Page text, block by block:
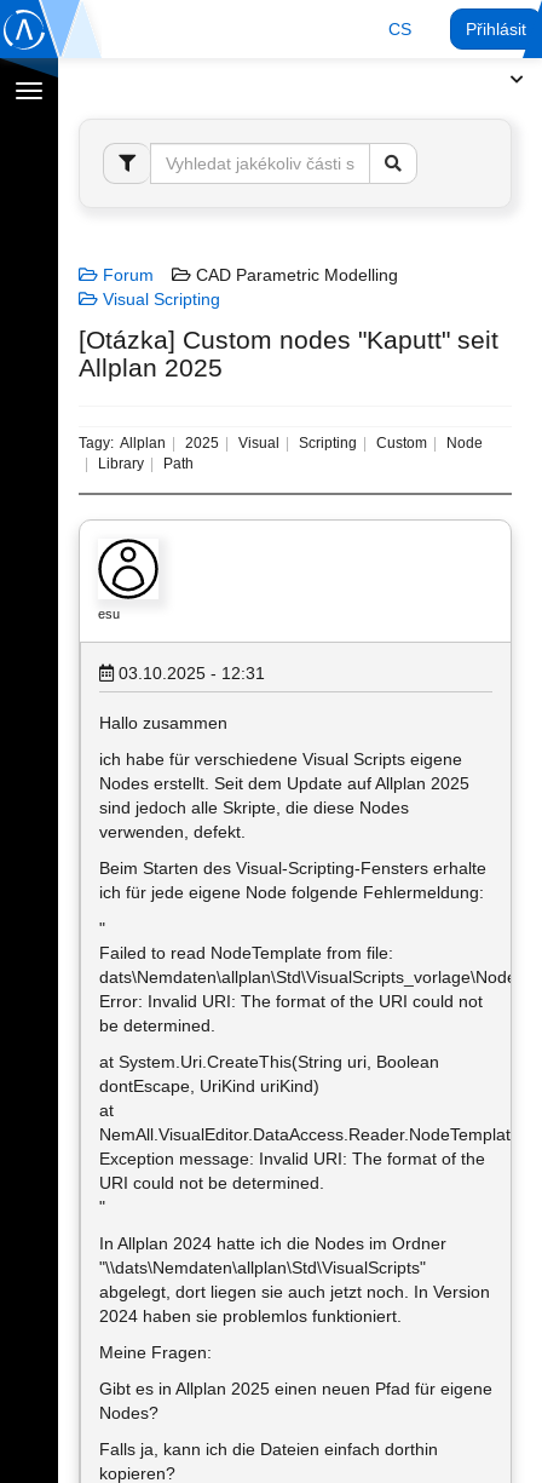
CS Přihlásit
Přepnout
navigaci
Forum
CAD Parametric Modelling
Visual Scripting
[Otázka] Custom nodes "Kaputt" seit
Allplan 2025
Tagy: Allplan 2025 Visual Scripting Custom
Node
Library
Path
esu
03.10.2025 - 12:31
Hallo zusammen
ich habe für verschiedene Visual Scripts eigene
Nodes erstellt. Seit dem Update auf Allplan 2025
sind jedoch alle Skripte, die diese Nodes
verwenden, defekt.
Beim Starten des Visual-Scripting-Fensters erhalte
ich für jede eigene Node folgende Fehlermeldung:
"
Failed to read NodeTemplate from file:
Error: Invalid URI: The format of the URI could not
be determined.
at System.Uri.CreateThis(String uri, Boolean
dontEscape, UriKind uriKind)
at
Exception message: Invalid URI: The format of the
URI could not be determined.
"
In Allplan 2024 hatte ich die Nodes im Ordner
"\\dats\Nemdaten\allplan\Std\VisualScripts"
abgelegt, dort liegen sie auch jetzt noch. In Version
2024 haben sie problemlos funktioniert.
Meine Fragen:
Gibt es in Allplan 2025 einen neuen Pfad für eigene
Nodes?
Falls ja, kann ich die Dateien einfach dorthin
kopieren?